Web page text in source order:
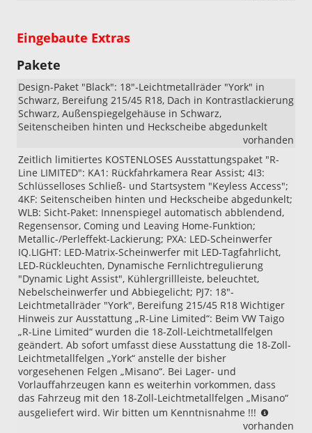
Eingebaute Extras
Pakete
Design-Paket "Black": 18"-Leichtmetallräder "York" in
Schwarz, Bereifung 215/45 R18, Dach in Kontrastlackierung
Schwarz, Außenspiegelgehäuse in Schwarz,
Seitenscheiben hinten und Heckscheibe abgedunkelt
vorhanden
Zeitlich limitiertes KOSTENLOSES Ausstattungspaket "R-
Line LIMITED": KA1: Rückfahrkamera Rear Assist; 4I3:
Schlüsselloses Schließ- und Startsystem "Keyless Access";
4KF: Seitenscheiben hinten und Heckscheibe abgedunkelt;
WLB: Sicht-Paket: Innenspiegel automatisch abblendend,
Regensensor, Coming und Leaving Home-Funktion;
Metallic-/Perleffekt-Lackierung; PXA: LED-Scheinwerfer
IQ.LIGHT: LED-Matrix-Scheinwerfer mit LED-Tagfahrlicht,
LED-Rückleuchten, Dynamische Fernlichtregulierung
"Dynamic Light Assist", Kühlergrillleiste, beleuchtet,
Nebelscheinwerfer und Abbiegelicht; PJ7: 18"-
Leichtmetallräder "York", Bereifung 215/45 R18 Wichtiger
Hinweis zur Ausstattung „R-Line Limited“: Beim VW Taigo
„R-Line Limited“ wurden die 18-Zoll-Leichtmetallfelgen
geändert. Ab sofort umfasst diese Ausstattung die 18-Zoll-
Leichtmetallfelgen „York“ anstelle der bisher
vorgesehenen Felgen „Misano“. Bei Lager- und
Vorlauffahrzeugen kann es weiterhin vorkommen, dass
das Fahrzeug mit den 18-Zoll-Leichtmetallfelgen „Misano“
ausgeliefert wird. Wir bitten um Kenntnisnahme !!!
Hinweis
vorhanden